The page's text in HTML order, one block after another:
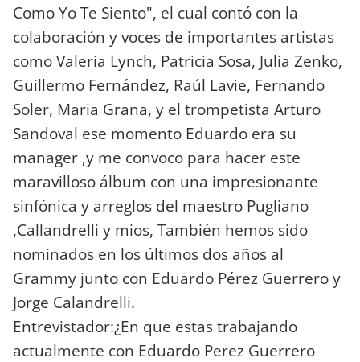
Como Yo Te Siento", el cual contó con la
colaboración y voces de importantes artistas
como Valeria Lynch, Patricia Sosa, Julia Zenko,
Guillermo Fernández, Raúl Lavie, Fernando
Soler, Maria Grana, y el trompetista Arturo
Sandoval ese momento Eduardo era su
manager ,y me convoco para hacer este
maravilloso álbum con una impresionante
sinfónica y arreglos del maestro Pugliano
,Callandrelli y mios, También hemos sido
nominados en los últimos dos años al
Grammy junto con Eduardo Pérez Guerrero y
Jorge Calandrelli.
Entrevistador:¿En que estas trabajando
actualmente con Eduardo Perez Guerrero